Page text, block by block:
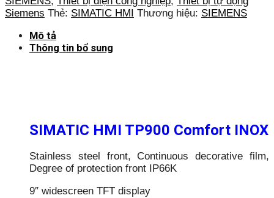
Siemens Thẻ: SIMATIC HMI Thương hiệu: SIEMENS
Mô tả
Thông tin bổ sung
SIMATIC HMI TP900 Comfort INOX
Stainless steel front, Continuous decorative film,
Degree of protection front IP66K
9″ widescreen TFT display